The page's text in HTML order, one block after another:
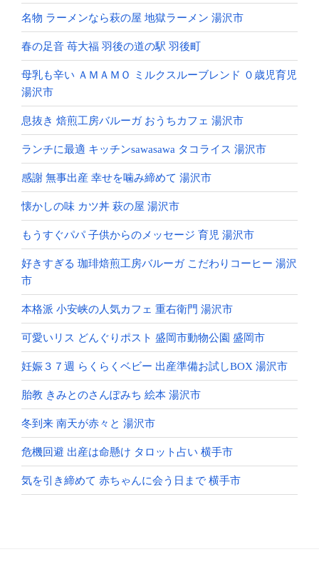
名物 ラーメンなら萩の屋 地獄ラーメン 湯沢市
春の足音 苺大福 羽後の道の駅 羽後町
母乳も辛い ＡＭＡＭＯ ミルクスルーブレンド ０歳児育児
湯沢市
息抜き 焙煎工房バルーガ おうちカフェ 湯沢市
ランチに最適 キッチンsawasawa タコライス 湯沢市
感謝 無事出産 幸せを噛み締めて 湯沢市
懐かしの味 カツ丼 萩の屋 湯沢市
もうすぐパパ 子供からのメッセージ 育児 湯沢市
好きすぎる 珈琲焙煎工房バルーガ こだわりコーヒー 湯沢
市
本格派 小安峡の人気カフェ 重右衛門 湯沢市
可愛いリス どんぐりポスト 盛岡市動物公園 盛岡市
妊娠３７週 らくらくベビー 出産準備お試しBOX 湯沢市
胎教 きみとのさんぽみち 絵本 湯沢市
冬到来 南天が赤々と 湯沢市
危機回避 出産は命懸け タロット占い 横手市
気を引き締めて 赤ちゃんに会う日まで 横手市